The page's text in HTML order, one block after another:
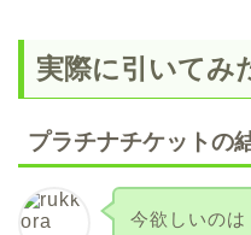
実際に引いてみ
プラチナチケットの
今欲しいの